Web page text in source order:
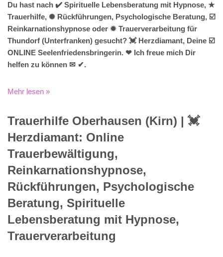
Du hast nach ✔️ Spirituelle Lebensberatung mit Hypnose, ★
Trauerhilfe, ✺ Rückführungen, Psychologische Beratung, ☑️
Reinkarnationshypnose oder ✹ Trauerverarbeitung für
Thundorf (Unterfranken) gesucht? 💓️ Herzdiamant, Deine ☑️
ONLINE Seelenfriedensbringerin. ❤ Ich freue mich Dir
helfen zu können ✉ ✔.
Mehr lesen »
Trauerhilfe Oberhausen (Kirn) | 💓️️
Herzdiamant: Online
Trauerbewältigung,
Reinkarnationshypnose,
Rückführungen, Psychologische
Beratung, Spirituelle
Lebensberatung mit Hypnose,
Trauerverarbeitung